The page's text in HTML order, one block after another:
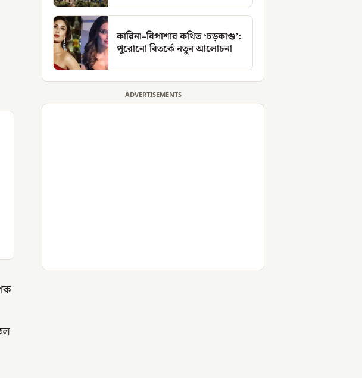
কারিনা–বিপাশার কথিত ‘চড়কাণ্ড’:
পুরোনো বিতর্কে নতুন আলোচনা
ADVERTISEMENTS